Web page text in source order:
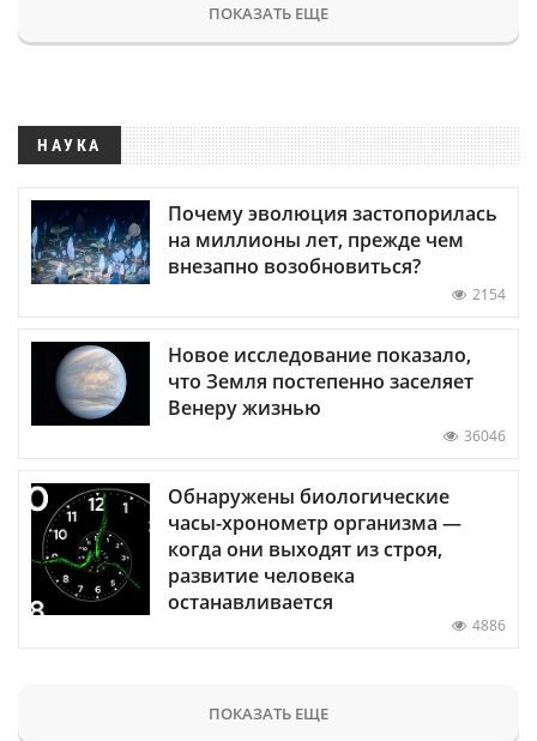
ПОКАЗАТЬ ЕЩЕ
НАУКА
Почему эволюция застопорилась
на миллионы лет, прежде чем
внезапно возобновиться?
2154
Новое исследование показало,
что Земля постепенно заселяет
Венеру жизнью
36046
Обнаружены биологические
часы-хронометр организма —
когда они выходят из строя,
развитие человека
останавливается
4886
ПОКАЗАТЬ ЕЩЕ